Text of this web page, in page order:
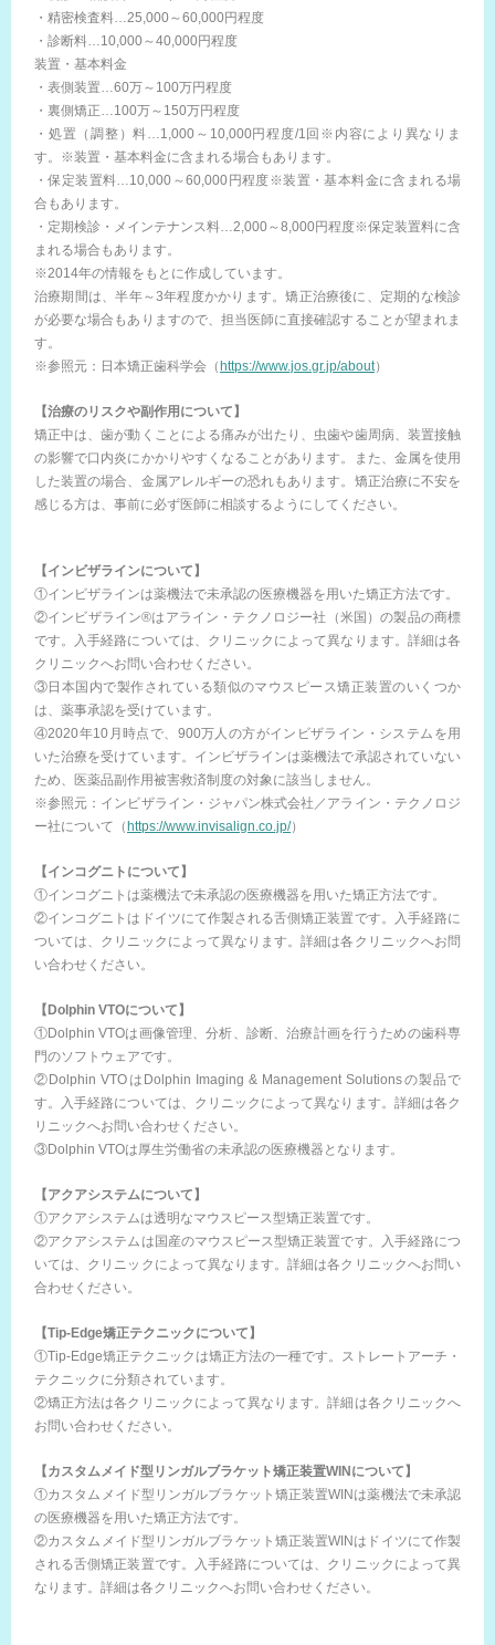
・精密検査料…25,000～60,000円程度
・診断料…10,000～40,000円程度
装置・基本料金
・表側装置…60万～100万円程度
・裏側矯正…100万～150万円程度
・処置（調整）料…1,000～10,000円程度/1回※内容により異なりま
す。※装置・基本料金に含まれる場合もあります。
・保定装置料…10,000～60,000円程度※装置・基本料金に含まれる場
合もあります。
・定期検診・メインテナンス料…2,000～8,000円程度※保定装置料に含
まれる場合もあります。
※2014年の情報をもとに作成しています。
治療期間は、半年～3年程度かかります。矯正治療後に、定期的な検診
が必要な場合もありますので、担当医師に直接確認することが望まれま
す。
※参照元：日本矯正歯科学会（ https://www.jos.gr.jp/about）
【治療のリスクや副作用について】
矯正中は、歯が動くことによる痛みが出たり、虫歯や歯周病、装置接触
の影響で口内炎にかかりやすくなることがあります。また、金属を使用
した装置の場合、金属アレルギーの恐れもあります。矯正治療に不安を
感じる方は、事前に必ず医師に相談するようにしてください。
【インビザラインについて】
①インビザラインは薬機法で未承認の医療機器を用いた矯正方法です。
②インビザライン®はアライン・テクノロジー社（米国）の製品の商標
です。入手経路については、クリニックによって異なります。詳細は各
クリニックへお問い合わせください。
③日本国内で製作されている類似のマウスピース矯正装置のいくつか
は、薬事承認を受けています。
④2020年10月時点で、900万人の方がインビザライン・システムを用
いた治療を受けています。インビザラインは薬機法で承認されていない
ため、医薬品副作用被害救済制度の対象に該当しません。
※参照元：インビザライン・ジャパン株式会社／アライン・テクノロジ
ー社について（ https://www.invisalign.co.jp/）
【インコグニトについて】
①インコグニトは薬機法で未承認の医療機器を用いた矯正方法です。
②インコグニトはドイツにて作製される舌側矯正装置です。入手経路に
ついては、クリニックによって異なります。詳細は各クリニックへお問
い合わせください。
【Dolphin VTOについて】
①Dolphin VTOは画像管理、分析、診断、治療計画を行うための歯科専
門のソフトウェアです。
②Dolphin VTOはDolphin Imaging & Management Solutionsの製品で
す。入手経路については、クリニックによって異なります。詳細は各ク
リニックへお問い合わせください。
③Dolphin VTOは厚生労働省の未承認の医療機器となります。
【アクアシステムについて】
①アクアシステムは透明なマウスピース型矯正装置です。
②アクアシステムは国産のマウスピース型矯正装置です。入手経路につ
いては、クリニックによって異なります。詳細は各クリニックへお問い
合わせください。
【Tip-Edge矯正テクニックについて】
①Tip-Edge矯正テクニックは矯正方法の一種です。ストレートアーチ・
テクニックに分類されています。
②矯正方法は各クリニックによって異なります。詳細は各クリニックへ
お問い合わせください。
【カスタムメイド型リンガルブラケット矯正装置WINについて】
①カスタムメイド型リンガルブラケット矯正装置WINは薬機法で未承認
の医療機器を用いた矯正方法です。
②カスタムメイド型リンガルブラケット矯正装置WINはドイツにて作製
される舌側矯正装置です。入手経路については、クリニックによって異
なります。詳細は各クリニックへお問い合わせください。